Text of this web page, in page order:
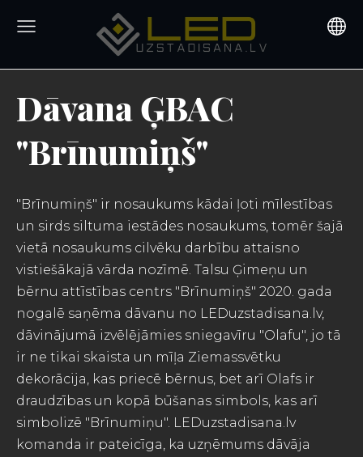
Dāvana ĢBAC
"Brīnumiņš"
"Brīnumiņš" ir nosaukums kādai ļoti mīlestības
un sirds siltuma iestādes nosaukums, tomēr šajā
vietā nosaukums cilvēku darbību attaisno
vistiešākajā vārda nozīmē. Talsu Ģimeņu un
bērnu attīstības centrs "Brīnumiņš" 2020. gada
nogalē saņēma dāvanu no LEDuzstadisana.lv,
dāvinājumā izvēlējāmies sniegavīru "Olafu", jo tā
ir ne tikai skaista un mīļa Ziemassvētku
dekorācija, kas priecē bērnus, bet arī Olafs ir
draudzības un kopā būšanas simbols, kas arī
simbolizē "Brīnumiņu". LEDuzstadisana.lv
komanda ir pateicīga, ka uzņēmums dāvāja